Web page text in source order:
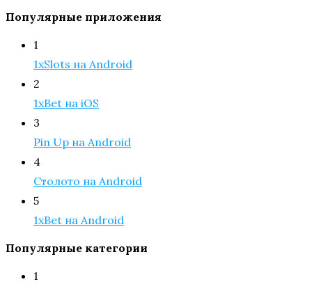
Популярные приложения
1
1xSlots на Android
2
1xBet на iOS
3
Pin Up на Android
4
Столото на Android
5
1xBet на Android
Популярные категории
1